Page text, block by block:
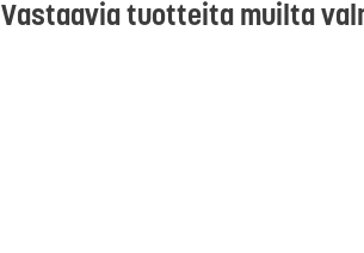
Vastaavia tuotteita muilta